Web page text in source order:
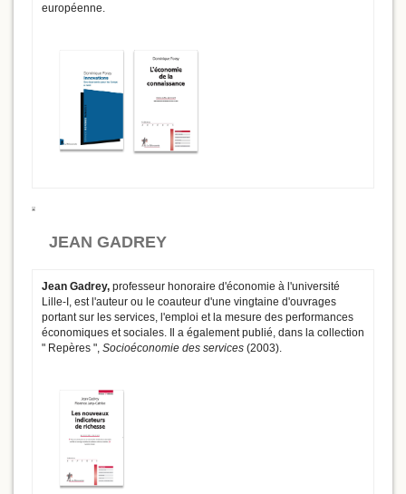
européenne.
JEAN GADREY
Jean Gadrey, professeur honoraire d'économie à l'université
Lille-I, est l'auteur ou le coauteur d'une vingtaine d'ouvrages
portant sur les services, l'emploi et la mesure des performances
économiques et sociales. Il a également publié, dans la collection
" Repères ", Socioéconomie des services (2003).